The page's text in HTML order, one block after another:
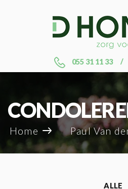
055 31 11 33
Home Paul Van den
ALLE